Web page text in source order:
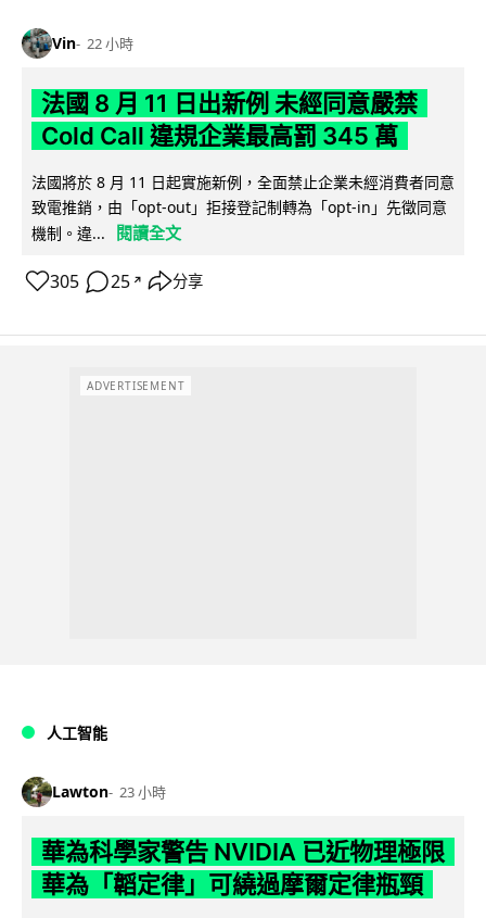
Vin 22 小時
法國 8 月 11 日出新例 未經同意嚴禁
Cold Call 違規企業最高罰 345 萬
法國將於 8 月 11 日起實施新例，全面禁止企業未經消費者同意
致電推銷，由「opt-out」拒接登記制轉為「opt-in」先徵同意
機制。違...
閱讀全文
305 25 ↗ 分享
ADVERTISEMENT
人工智能
Lawton 23 小時
華為科學家警告 NVIDIA 已近物理極限
華為「韜定律」可繞過摩爾定律瓶頸